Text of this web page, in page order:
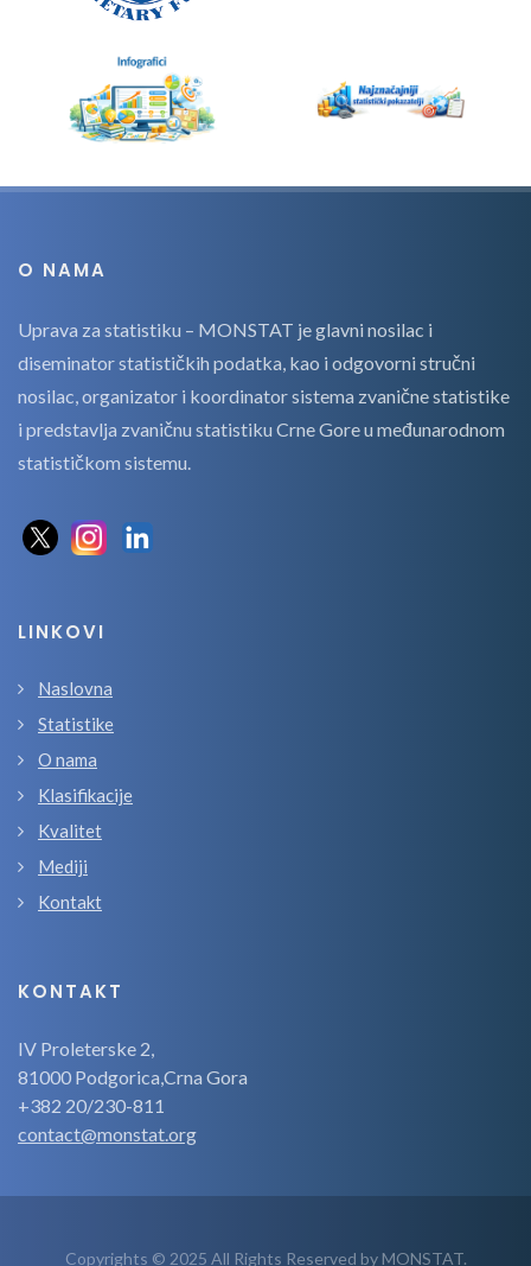
O NAMA
Uprava za statistiku – MONSTAT je glavni nosilac i
diseminator statističkih podatka, kao i odgovorni stručni
nosilac, organizator i koordinator sistema zvanične statistike
i predstavlja zvaničnu statistiku Crne Gore u međunarodnom
statističkom sistemu.
LINKOVI
Naslovna
Statistike
O nama
Klasifikacije
Kvalitet
Mediji
Kontakt
KONTAKT
IV Proleterske 2,
81000 Podgorica,Crna Gora
+382 20/230-811
contact@monstat.org
Copyrights © 2025 All Rights Reserved by MONSTAT.